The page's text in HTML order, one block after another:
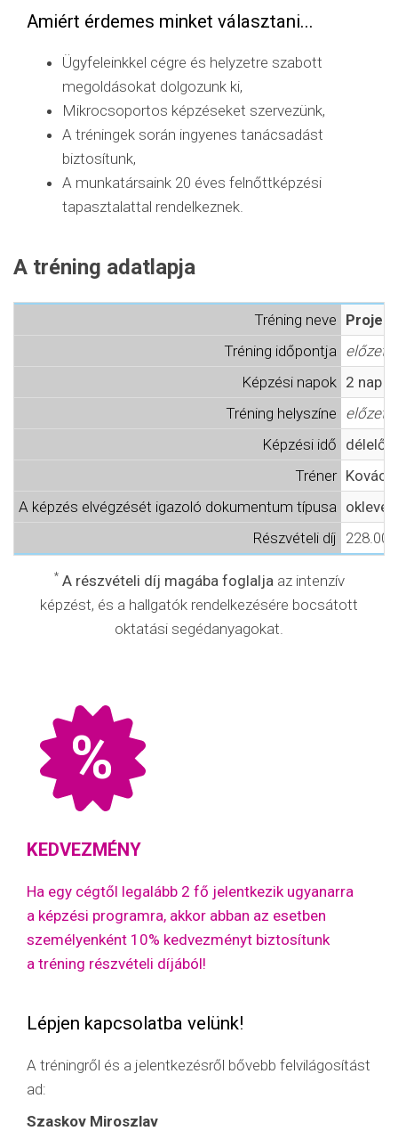
Amiért érdemes minket választani...
Ügyfeleinkkel cégre és helyzetre szabott
megoldásokat dolgozunk ki,
Mikrocsoportos képzéseket szervezünk,
A tréningek során ingyenes tanácsadást
biztosítunk,
A munkatársaink 20 éves felnőttképzési
tapasztalattal rendelkeznek.
A tréning adatlapja
Tréning neve
Tréning időpontja
Képzési napok 2 nap
Tréning helyszíne
Képzési idő
Tréner
A képzés elvégzését igazoló dokumentum típusa oklevél
Részvételi díj
* A részvételi díj magába foglalja az intenzív
képzést, és a hallgatók rendelkezésére bocsátott
oktatási segédanyagokat.
%
KEDVEZMÉNY
Ha egy cégtől legalább 2 fő jelentkezik ugyanarra
a képzési programra, akkor abban az esetben
személyenként 10% kedvezményt biztosítunk
a tréning részvételi díjából!
Lépjen kapcsolatba velünk!
A tréningről és a jelentkezésről bővebb felvilágosítást
ad:
Szaskov Miroszlav